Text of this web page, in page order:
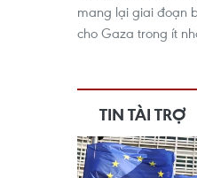
mang lại giai đoạn
cho Gaza trong ít